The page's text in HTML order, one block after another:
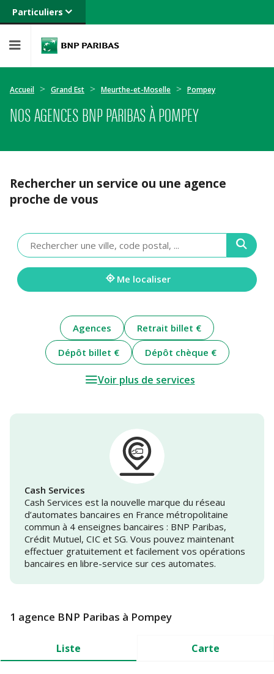
Particuliers
Banque privée
Entreprises
Accueil Grand Est Meurthe-et-Moselle Pompey
NOS AGENCES BNP PARIBAS À POMPEY
Rechercher un service ou une agence
proche de vous
Veuillez
renseigner
une
adresse
Me localiser
Agences
Retrait billet €
Dépôt billet €
Dépôt chèque €
Voir plus de services
Cash Services
Cash Services est la nouvelle marque du réseau
d’automates bancaires en France métropolitaine
commun à 4 enseignes bancaires : BNP Paribas,
Crédit Mutuel, CIC et SG. Vous pouvez maintenant
effectuer gratuitement et facilement vos opérations
bancaires en libre-service sur ces automates.
1 agence BNP Paribas à Pompey
Liste Carte